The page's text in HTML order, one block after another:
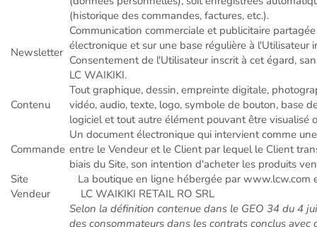
(historique des commandes, factures, etc.).
Newsletter
Communication commerciale et publicitaire
électronique et sur une base régulière à l'Utilisateur
Consentement de l'Utilisateur inscrit à cet égard,
LC WAIKIKI.
Contenu
Tout graphique, dessin, empreinte digitale,
vidéo, audio, texte, logo, symbole de bouton, base
logiciel et tout autre élément pouvant être visualisé
Commande
Un document électronique qui intervient comme
entre le Vendeur et le Client par lequel le Client
biais du Site, son intention d'acheter les produits
Site
La boutique en ligne hébergée par www.lcw.com
Vendeur
LC WAIKIKI RETAIL RO SRL
Selon la définition contenue dans le GEO 34 du 4
des consommateurs dans les contrats conclus avec